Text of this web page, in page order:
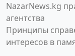
NazarNews.kg
агентства
Принципы
интересов в